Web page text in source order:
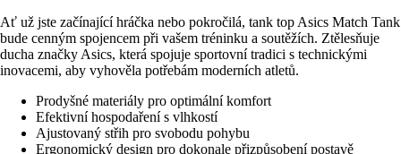
Ať už jste začínající hráčka nebo pokročilá, tank top Asics Match Tank
bude cenným spojencem při vašem tréninku a soutěžích. Ztělesňuje
ducha značky Asics, která spojuje sportovní tradici s technickými
inovacemi, aby vyhověla potřebám moderních atletů.
Prodyšné materiály pro optimální komfort
Efektivní hospodaření s vlhkostí
Ajustovaný střih pro svobodu pohybu
Ergonomický design pro dokonale přizpůsobení postavě